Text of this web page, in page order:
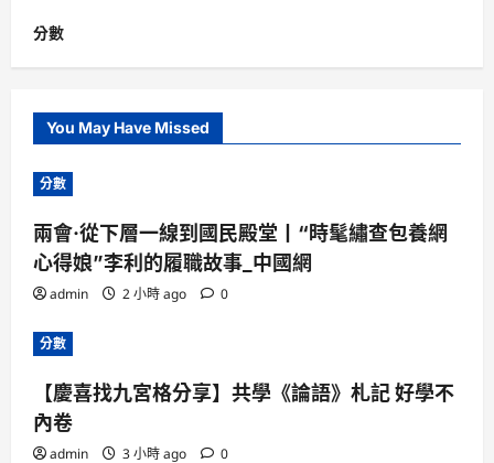
分數
You May Have Missed
分數
兩會·從下層一線到國民殿堂丨“時髦繡查包養網
心得娘”李利的履職故事_中國網
admin 2 小時 ago 0
分數
【慶喜找九宮格分享】共學《論語》札記 好學不
內卷
admin 3 小時 ago 0